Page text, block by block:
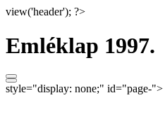
view('header'); ?>
Emléklap 1997.
style="display: none;" id="page-">